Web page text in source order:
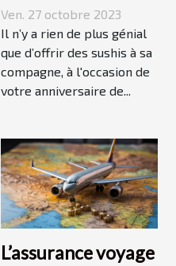
sushis !
Ven. 27 octobre 2023
Il n’y a rien de plus génial
que d’offrir des sushis à sa
compagne, à l'occasion de
votre anniversaire de...
L’assurance voyage